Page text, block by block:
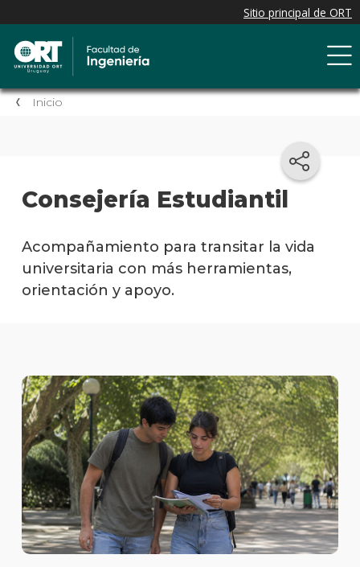
Inicio
Consejería Estudiantil
Acompañamiento para transitar la vida
universitaria con más herramientas,
orientación y apoyo.